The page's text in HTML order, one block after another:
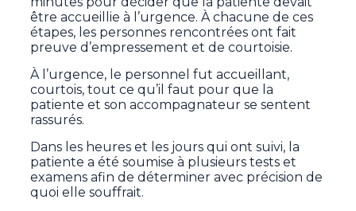
être accueillie à l’urgence. À chacune de ces
étapes, les personnes rencontrées ont fait
preuve d’empressement et de courtoisie.
À l’urgence, le personnel fut accueillant,
courtois, tout ce qu’il faut pour que la
patiente et son accompagnateur se sentent
rassurés.
Dans les heures et les jours qui ont suivi, la
patiente a été soumise à plusieurs tests et
examens afin de déterminer avec précision de
quoi elle souffrait.